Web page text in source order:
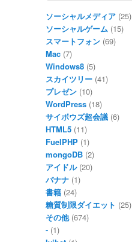
ソーシャルメディア (25)
ソーシャルゲーム (15)
スマートフォン (69)
Mac (7)
Windows8 (5)
スカイツリー (41)
プレゼン (10)
WordPress (18)
サイボウズ超会議 (6)
HTML5 (11)
FuelPHP (1)
mongoDB (2)
アイドル(20)
バナナ (1)
書籍 (24)
糖質制限ダイエット (25)
その他(674)
- (1)